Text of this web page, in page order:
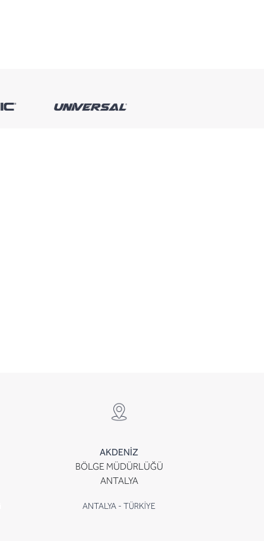
AKDENİZ
BÖLGE MÜDÜRLÜĞÜ
ANTALYA
ANTALYA - TÜRKİYE